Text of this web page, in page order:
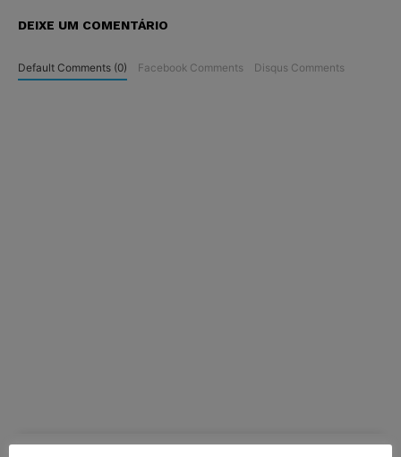
DEIXE UM COMENTÁRIO
Default Comments (0) Facebook Comments Disqus Comments